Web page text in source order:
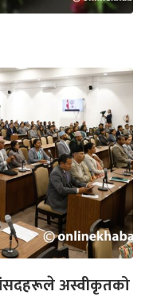
अस्वीकृतको